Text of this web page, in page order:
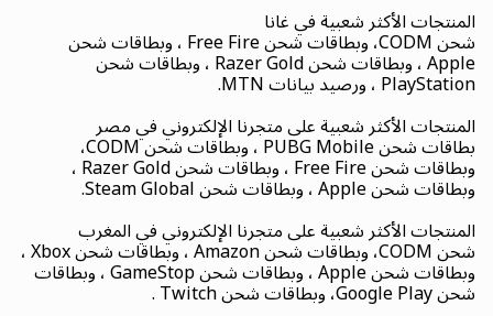
المنتجات الأكثر شعبية في غانا
شحن CODM، وبطاقات شحن Free Fire ، وبطاقات شحن
Apple ، وبطاقات شحن Razer Gold ، وبطاقات شحن
PlayStation ، ورصيد بيانات MTN.
المنتجات الأكثر شعبية على متجرنا الإلكتروني في مصر
بطاقات شحن PUBG Mobile ، وبطاقات شحن CODM،
وبطاقات شحن Free Fire ، وبطاقات شحن Razer Gold ،
وبطاقات شحن Apple ، وبطاقات شحن Steam Global.
المنتجات الأكثر شعبية على متجرنا الإلكتروني في المغرب
شحن CODM، وبطاقات شحن Amazon ، وبطاقات شحن Xbox ،
وبطاقات شحن Apple ، وبطاقات شحن GameStop ، وبطاقات
شحن Google Play، وبطاقات شحن Twitch .